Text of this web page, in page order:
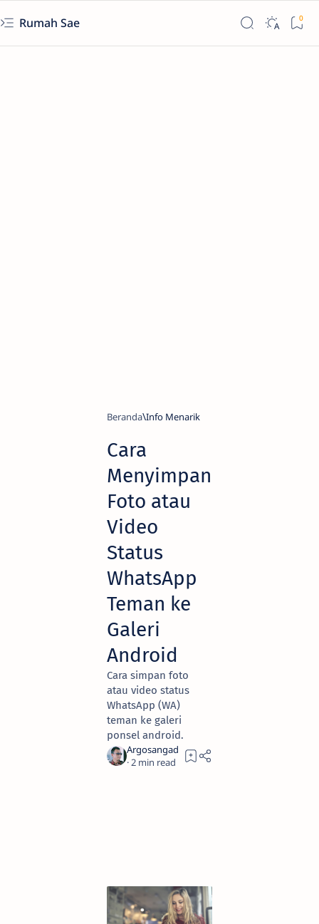
Rumah Sae
Beranda Info Menarik
Cara
Menyimpan
Foto atau
Video
Status
WhatsApp
Teman ke
Galeri
Android
Cara simpan foto
atau video status
WhatsApp (WA)
teman ke galeri
ponsel android.
2